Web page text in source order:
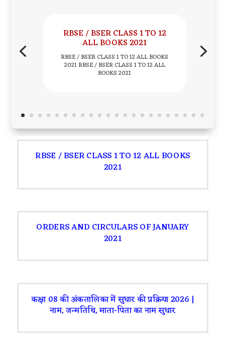
RBSE / BSER CLASS 1 TO 12
ALL BOOKS 2021
RBSE / BSER CLASS 1 TO 12 ALL BOOKS
2021 RBSE / BSER CLASS 1 TO 12 ALL
BOOKS 2021
RBSE / BSER CLASS 1 TO 12 ALL BOOKS
2021
ORDERS AND CIRCULARS OF JANUARY
2021
कक्षा 08 की अंकतालिका में सुधार की प्रक्रिया 2026 |
नाम, जन्मतिथि, माता-पिता का नाम सुधार